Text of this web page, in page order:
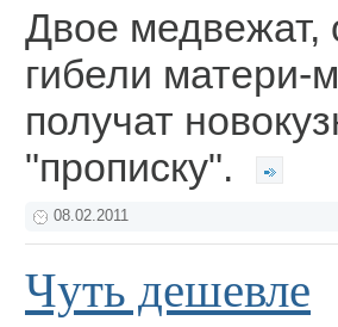
Двое медвежат,
гибели матери-
получат
"прописку".
08.02.2011
Чуть дешевле